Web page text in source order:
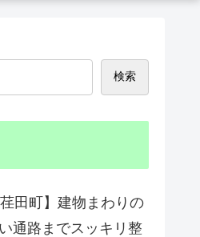
検索
田町】建物まわりの
通路までスッキリ整